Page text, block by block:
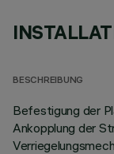
BESCHREIBUNG
Befestigung der
Ankopplung der